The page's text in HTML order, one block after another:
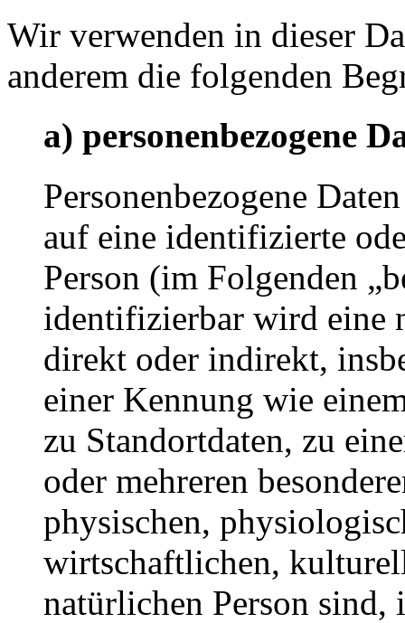
Wir verwenden in dieser
anderem die folgenden
a) personenbezogene
Personenbezogene
auf eine identifizierte
Person (im Folgenden
identifizierbar wird eine
direkt oder indirekt,
einer Kennung wie
zu Standortdaten, zu
oder mehreren
physischen,
wirtschaftlichen,
natürlichen Person